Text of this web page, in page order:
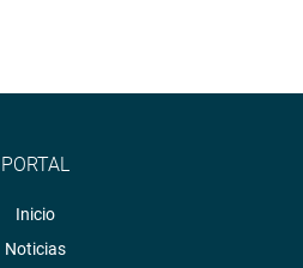
PORTAL
Inicio
Noticias